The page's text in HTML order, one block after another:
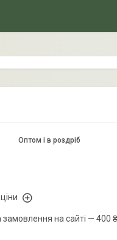
Оптом і в роздріб
замовлення на сайті — 400 ₴